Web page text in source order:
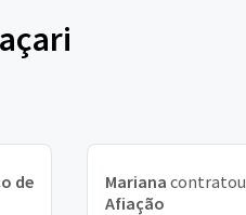
de
Mariana contratou
Afiação